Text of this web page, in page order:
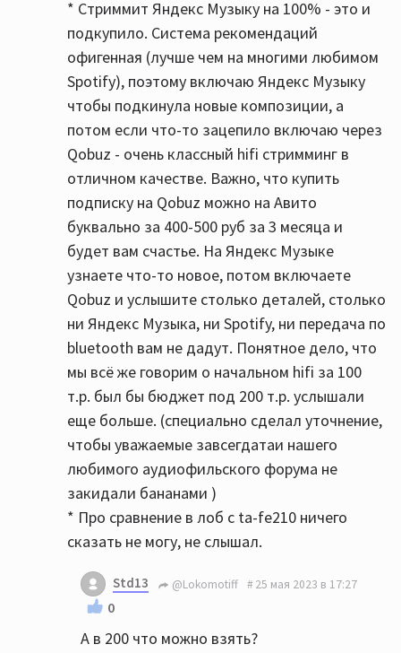
* Стриммит Яндекс Музыку на 100% - это и
подкупило. Система рекомендаций
офигенная (лучше чем на многими любимом
Spotify), поэтому включаю Яндекс Музыку
чтобы подкинула новые композиции, а
потом если что-то зацепило включаю через
Qobuz - очень классный hifi стримминг в
отличном качестве. Важно, что купить
подписку на Qobuz можно на Авито
буквально за 400-500 руб за 3 месяца и
будет вам счастье. На Яндекс Музыке
узнаете что-то новое, потом включаете
Qobuz и услышите столько деталей, столько
ни Яндекс Музыка, ни Spotify, ни передача по
bluetooth вам не дадут. Понятное дело, что
мы всё же говорим о начальном hifi за 100
т.р. был бы бюджет под 200 т.р. услышали
еще больше. (специально сделал уточнение,
чтобы уважаемые завсегдатаи нашего
любимого аудиофильского форума не
закидали бананами )
* Про сравнение в лоб с ta-fe210 ничего
сказать не могу, не слышал.
Std13 @Lokomotiff 25 мая 2023 в 17:27
0
А в 200 что можно взять?